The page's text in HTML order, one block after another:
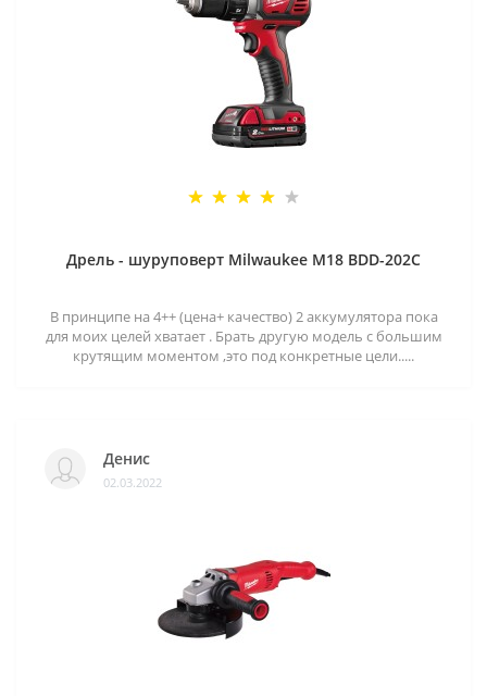
Дрель - шуруповерт Milwaukee M18 BDD-202C
В принципе на 4++ (цена+ качество) 2 аккумулятора пока
для моих целей хватает . Брать другую модель с большим
крутящим моментом ,это под конкретные цели.....
Денис
02.03.2022